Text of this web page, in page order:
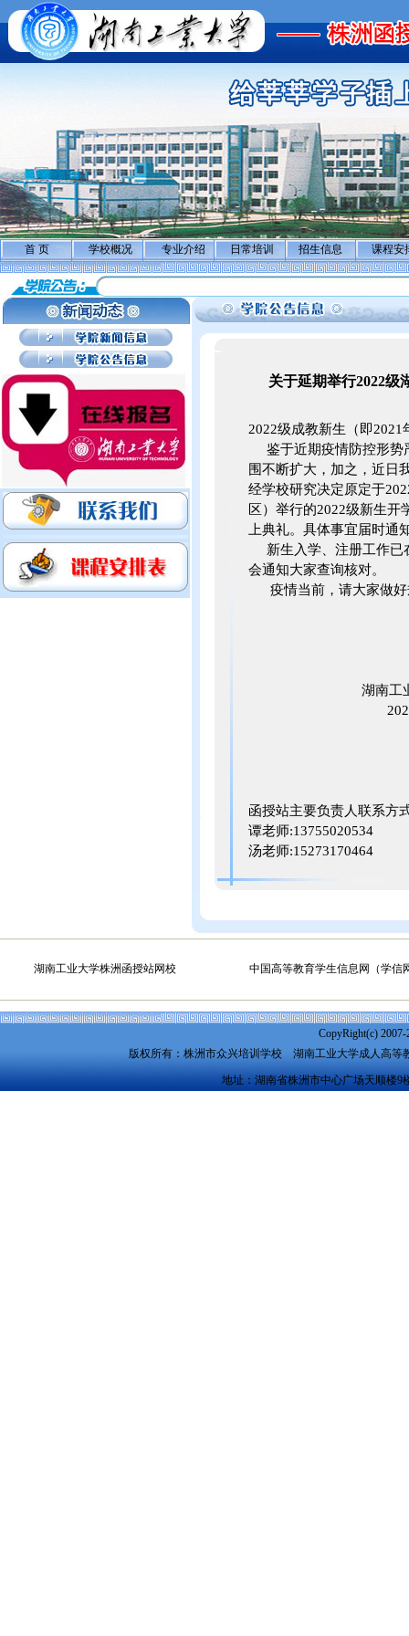
首 页 学校概况 专业介绍 日常培训 招生信息 课程安
关于延期举行2022级
2022级成教新生（即
鉴于近期疫情防控形势
围不断扩大，加之，近日
经学校研究决定原定于
区）举行的2022级新生
上典礼。具体事宜届时通
新生入学、注册工作已
会通知大家查询核对。
疫情当前，请大家做好
湖南工业大学
2022年3
函授站主要负责人联系方
谭老师:13755020534
汤老师:15273170464
湖南工业大学株洲函授站网校 中国高等教育学生信息网（学信
CopyRight(c)
版权所有：株洲市众兴培训学校 湖南工业大学成人高等
地址：湖南省株洲市中心广场天顺楼